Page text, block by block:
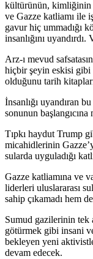
kültürünün, kimliğinin
ve Gazze katliamı ile
gavur hiç ummadığı
insanlığını
Arz-ı mevud
hiçbir şeyin eskisi gibi
olduğunu tarih
İnsanlığı uyandıran
sonunun
Tıpkı haydut Trump
micahidlerinin
sularda uyguladığı
Gazze katliamına ve
liderleri uluslararası
sahip çıkamadı hem
Sumud gazilerinin tek
götürmek gibi insani
bekleyen yeni
devam edecek.